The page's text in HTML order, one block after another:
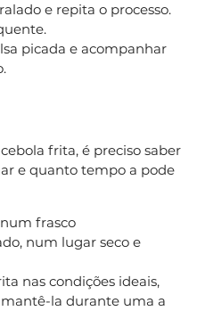
e repita o processo.
picada e acompanhar
frita, é preciso saber
e quanto tempo a pode
frasco
num lugar seco e
nas condições ideais,
la durante uma a